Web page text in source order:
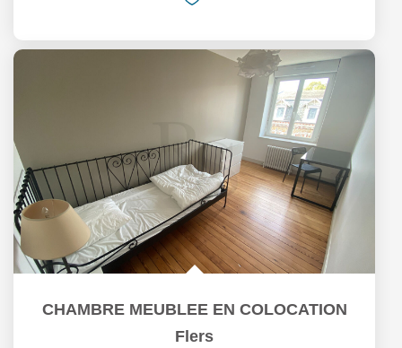
CHAMBRE MEUBLEE EN COLOCATION
Flers